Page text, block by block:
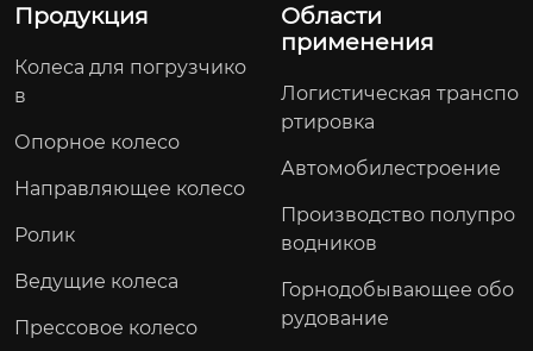
Продукция
Колеса для погрузчико
в
Опорное колесо
Направляющее колесо
Ролик
Ведущие колеса
Прессовое колесо
Области
применения
Логистическая транспо
ртировка
Автомобилестроение
Производство полупро
водников
Горнодобывающее обо
рудование